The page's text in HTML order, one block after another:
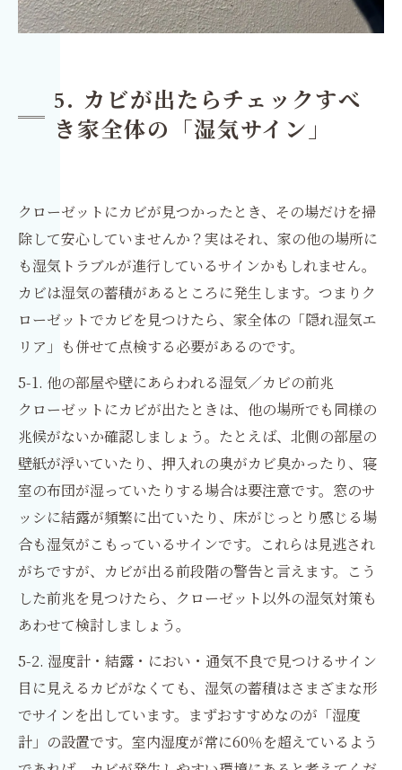
5. カビが出たらチェックすべ
き家全体の「湿気サイン」
クローゼットにカビが見つかったとき、その場だけを掃
除して安心していませんか？実はそれ、家の他の場所に
も湿気トラブルが進行しているサインかもしれません。
カビは湿気の蓄積があるところに発生します。つまりク
ローゼットでカビを見つけたら、家全体の「隠れ湿気エ
リア」も併せて点検する必要があるのです。
5-1. 他の部屋や壁にあらわれる湿気／カビの前兆
クローゼットにカビが出たときは、他の場所でも同様の
兆候がないか確認しましょう。たとえば、北側の部屋の
壁紙が浮いていたり、押入れの奥がカビ臭かったり、寝
室の布団が湿っていたりする場合は要注意です。窓のサ
ッシに結露が頻繁に出ていたり、床がじっとり感じる場
合も湿気がこもっているサインです。これらは見逃され
がちですが、カビが出る前段階の警告と言えます。こう
した前兆を見つけたら、クローゼット以外の湿気対策も
あわせて検討しましょう。
5-2. 湿度計・結露・におい・通気不良で見つけるサイン
目に見えるカビがなくても、湿気の蓄積はさまざまな形
でサインを出しています。まずおすすめなのが「湿度
計」の設置です。室内湿度が常に60％を超えているよう